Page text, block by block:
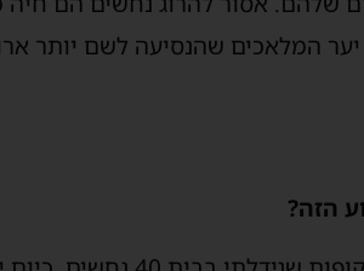
המלאכים שהנסיעה לשם יותר
הזה?